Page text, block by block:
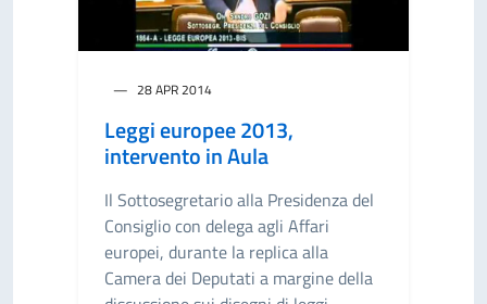
28 APR 2014
Leggi europee 2013,
intervento in Aula
Il Sottosegretario alla Presidenza del
Consiglio con delega agli Affari
europei, durante la replica alla
Camera dei Deputati a margine della